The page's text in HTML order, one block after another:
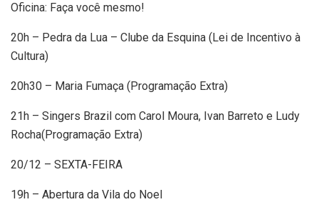
Oficina: Faça você mesmo!
20h – Pedra da Lua – Clube da Esquina (Lei de Incentivo à
Cultura)
20h30 – Maria Fumaça (Programação Extra)
21h – Singers Brazil com Carol Moura, Ivan Barreto e Ludy
Rocha(Programação Extra)
20/12 – SEXTA-FEIRA
19h – Abertura da Vila do Noel